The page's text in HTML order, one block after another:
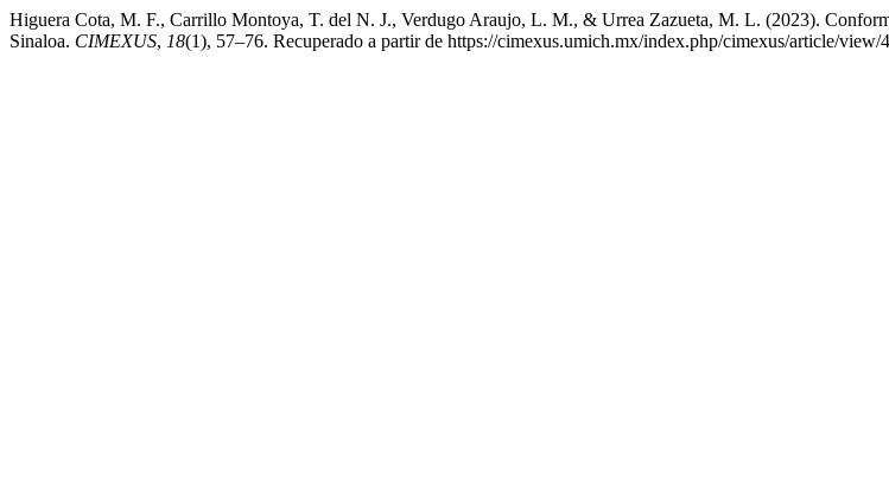
Higuera Cota, M. F., Carrillo Montoya, T. del N. J., Verdugo Araujo, L. M., & Urrea Zazueta, M. L. (2023).
Sinaloa. CIMEXUS, 18(1), 57–76. Recuperado a partir de https://cimexus.umich.mx/index.php/cimexus/article/view/